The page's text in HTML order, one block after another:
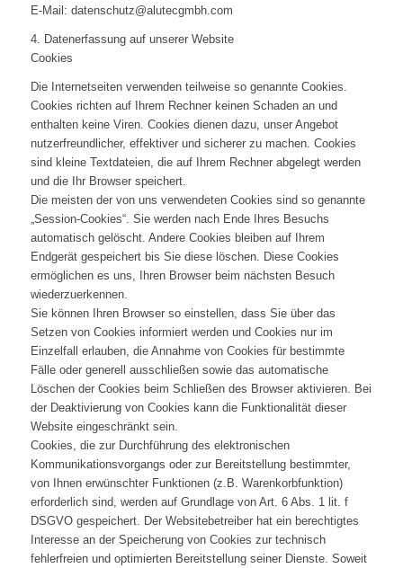
E-Mail: datenschutz@alutecgmbh.com
4. Datenerfassung auf unserer Website
Cookies
Die Internetseiten verwenden teilweise so genannte Cookies.
Cookies richten auf Ihrem Rechner keinen Schaden an und
enthalten keine Viren. Cookies dienen dazu, unser Angebot
nutzerfreundlicher, effektiver und sicherer zu machen. Cookies
sind kleine Textdateien, die auf Ihrem Rechner abgelegt werden
und die Ihr Browser speichert.
Die meisten der von uns verwendeten Cookies sind so genannte
„Session-Cookies“. Sie werden nach Ende Ihres Besuchs
automatisch gelöscht. Andere Cookies bleiben auf Ihrem
Endgerät gespeichert bis Sie diese löschen. Diese Cookies
ermöglichen es uns, Ihren Browser beim nächsten Besuch
wiederzuerkennen.
Sie können Ihren Browser so einstellen, dass Sie über das
Setzen von Cookies informiert werden und Cookies nur im
Einzelfall erlauben, die Annahme von Cookies für bestimmte
Fälle oder generell ausschließen sowie das automatische
Löschen der Cookies beim Schließen des Browser aktivieren. Bei
der Deaktivierung von Cookies kann die Funktionalität dieser
Website eingeschränkt sein.
Cookies, die zur Durchführung des elektronischen
Kommunikationsvorgangs oder zur Bereitstellung bestimmter,
von Ihnen erwünschter Funktionen (z.B. Warenkorbfunktion)
erforderlich sind, werden auf Grundlage von Art. 6 Abs. 1 lit. f
DSGVO gespeichert. Der Websitebetreiber hat ein berechtigtes
Interesse an der Speicherung von Cookies zur technisch
fehlerfreien und optimierten Bereitstellung seiner Dienste. Soweit